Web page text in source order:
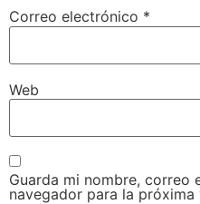
Correo electrónico *
Web
Guarda mi nombre, correo
navegador para la próxima